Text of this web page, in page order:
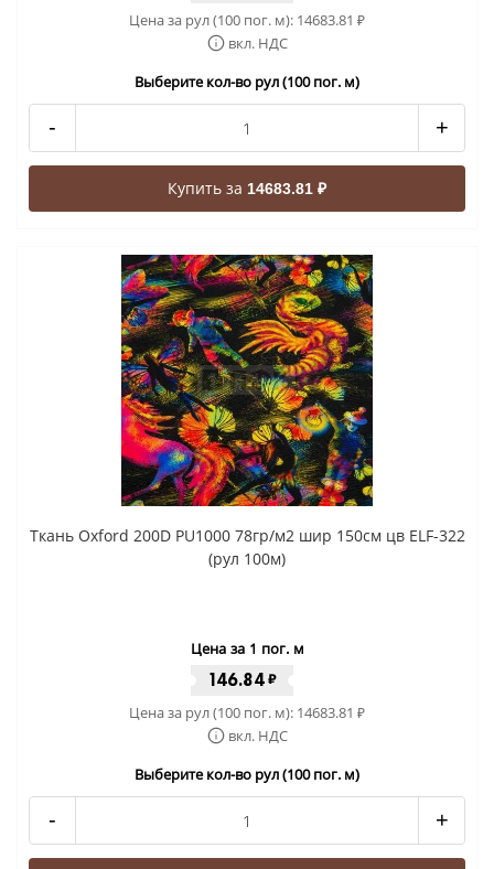
Цена за рул (100 пог. м): 14683.81 ₽
вкл. НДС
Выберите кол-во рул (100 пог. м)
- +
Купить за 14683.81 ₽
Ткань Oxford 200D PU1000 78гр/м2 шир 150см цв ELF-322
(рул 100м)
Цена за 1 пог. м
146.84 ₽
Цена за рул (100 пог. м): 14683.81 ₽
вкл. НДС
Выберите кол-во рул (100 пог. м)
- +